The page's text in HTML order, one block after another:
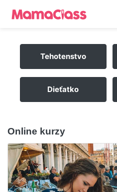
Tehotenstvo
Dieťatko
Online kurzy